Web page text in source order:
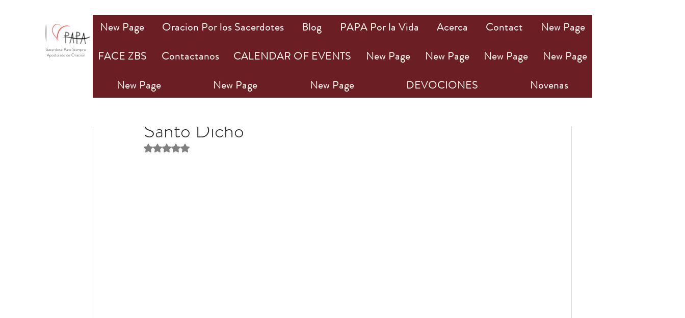
Santo Dicho
Obtuvo NaN de 5 estrellas.
New Page Oracion Por los Sacerdotes Blog PAPA Por la Vida Acerca Contact
New Page
FACE ZBS
Contactanos CALENDAR OF EVENTS New Page New Page New Page
New Page
New Page
New Page New Page DEVOCIONES Novenas
Sacerdote Pare Siempre
Apostolado de Oración